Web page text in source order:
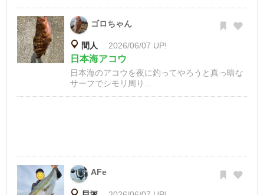
ゴロちゃん
間人 2026/06/07 UP!
日本海アコウ
日本海のアコウを夜に釣ってやろうと真っ暗な
サーフでシモリ周り...
AFe